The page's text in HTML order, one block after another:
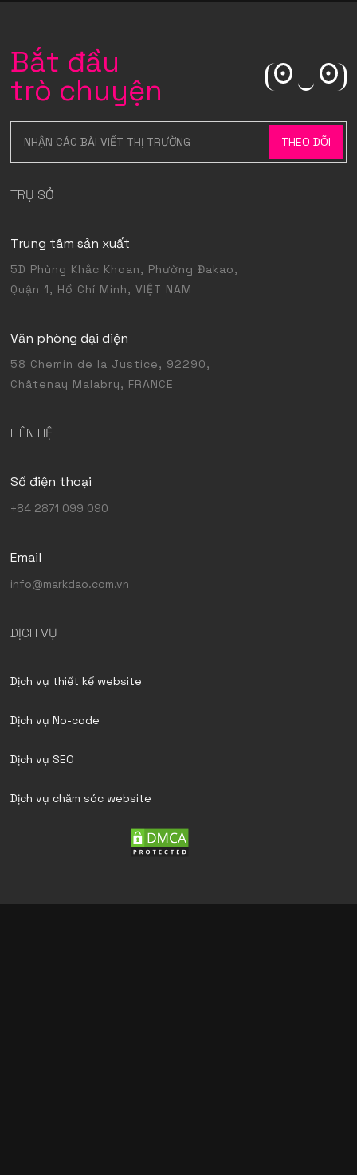
Bắt đầu
trò chuyện
TRỤ SỞ
Trung tâm sản xuất
5D Phùng Khắc Khoan, Phường Đakao,
Quận 1, Hồ Chí Minh, VIỆT NAM
Văn phòng đại diện
58 Chemin de la Justice, 92290,
Châtenay Malabry, FRANCE
LIÊN HỆ
Số điện thoại
+84 2871 099 090
Email
info@markdao.com.vn
DỊCH VỤ
Dịch vụ thiết kế website
Dịch vụ No-code
Dịch vụ SEO
Dịch vụ chăm sóc website